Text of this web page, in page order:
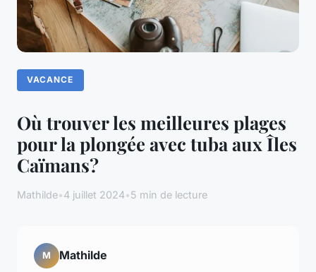
VACANCE
Où trouver les meilleures plages
pour la plongée avec tuba aux Îles
Caïmans?
Mathilde•4 juillet 2024•5 min de lecture
M Mathilde